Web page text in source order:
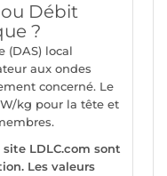
ou Débit
?
(DAS) local
aux ondes
concerné. Le
kg pour la tête et
LDLC.com sont
Les valeurs